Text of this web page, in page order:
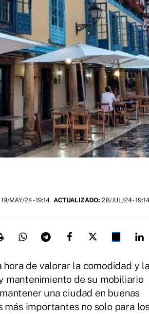
19/MAY/24- 19:14 ACTUALIZADO: 28/JUL/24 - 19:14
hora de valorar la comodidad y la
mantenimiento de su mobiliario
una ciudad en buenas
más importantes no solo para los